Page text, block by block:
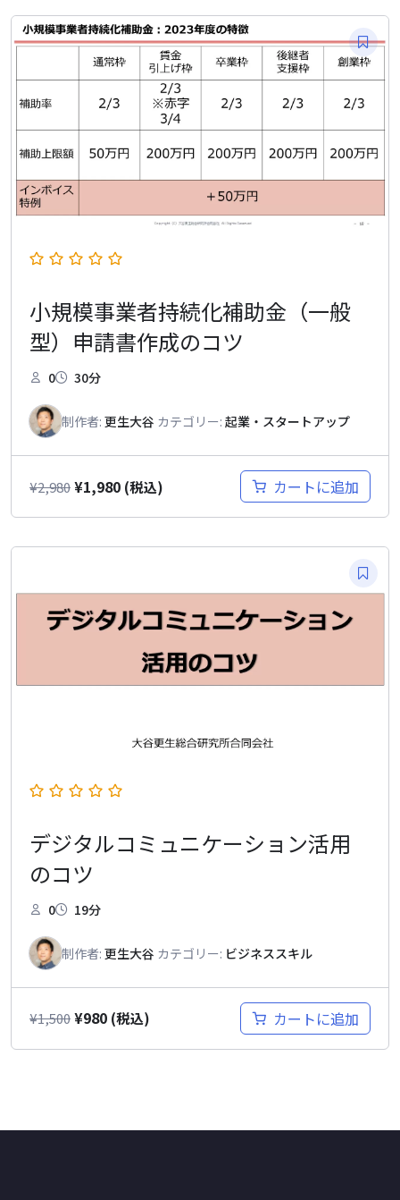
小規模事業者持続化補助金（一般
型）申請書作成のコツ
0 30分
制作者: 更生大谷 カテゴリー: 起業・スタートアップ
¥2,980¥1,980 (税込) カートに追加
デジタルコミュニケーション活用
のコツ
0 19分
制作者: 更生大谷 カテゴリー: ビジネススキル
¥1,500¥980 (税込) カートに追加